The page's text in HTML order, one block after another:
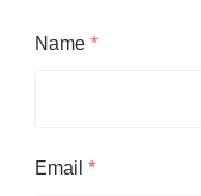
Name *
Email *